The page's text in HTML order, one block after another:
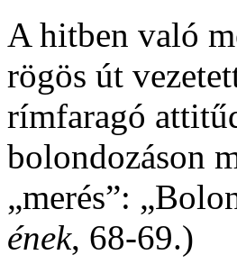
A hitben való
rögös út
rímfaragó
bolondozáson
„merés”:
ének, 68-69.)